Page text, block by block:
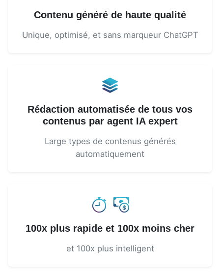
Contenu généré de haute qualité
Unique, optimisé, et sans marqueur ChatGPT
Rédaction automatisée de tous vos
contenus par agent IA expert
Large types de contenus générés
automatiquement
100x plus rapide et 100x moins cher
et 100x plus intelligent